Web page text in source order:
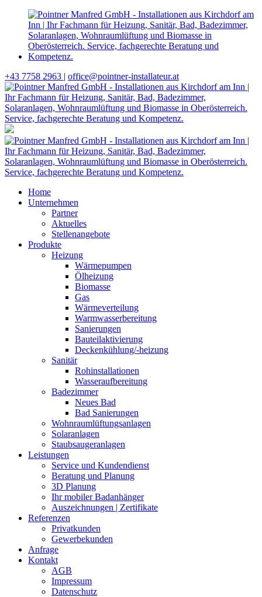
+43 7758 2963 | office@pointner-installateur.at
Home
Unternehmen
Partner
Aktuelles
Stellenangebote
Produkte
Heizung
Wärmepumpen
Ölheizung
Biomasse
Gas
Wärmeverteilung
Warmwasserbereitung
Sanierungen
Bauteilaktivierung
Deckenkühlung/-heizung
Sanitär
Rohinstallationen
Wasseraufbereitung
Badezimmer
Neues Bad
Bad Sanierungen
Wohnraumlüftungsanlagen
Solaranlagen
Staubsaugeranlagen
Leistungen
Service und Kundendienst
Beratung und Planung
3D Planung
Ihr mobiler Badanhänger
Auszeichnungen | Zertifikate
Referenzen
Privatkunden
Gewerbekunden
Anfrage
Kontakt
AGB
Impressum
Datenschutz